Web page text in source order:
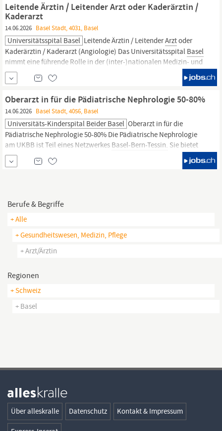
Leitende Ärztin / Leitender Arzt oder Kaderärztin /
Kaderarzt
14.06.2026 Basel Stadt, 4031, Basel
Universitätsspital Basel Leitende Ärztin / LeitenderArztoder
Kaderärztin / Kaderarzt (Angiologie) Das Universitätsspital Basel
nimmt eine führende Rolle in der (inter-)nationalen Medizin- und
Forschungslandschaft ein. Unser Campus im Herzen der Stadt
Basel
steht für Innovationskraft,
Zusammenarbeit. Leitende Ärztin / LeitenderArztoder
Oberarzt in für die Pädiatrische Nephrologie 50-80%
14.06.2026 Basel Stadt, 4056, Basel
Universitäts-Kinderspital Beider Basel Oberarzt in für die
Pädiatrische Nephrologie 50-80% Die Pädiatrische Nephrologie
am UKBB ist Teil eines Netzwerkes Basel-Bern-Tessin. Sie bietet
das gesamte Spektrum von ambulanten und stationären
Behandlungen der pädiatrischen Nephrologie an. Eintrittsdatum:
Berufe & Begriffe
+ Alle
+ Gesundheitswesen, Medizin, Pflege
+ Arzt/ärztin
Regionen
+ Schweiz
+ Basel
Über alleskralle Datenschutz Kontakt & Impressum